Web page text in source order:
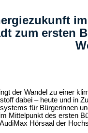
zum ersten
der Wandel zu einer
dabei – heute und in
für Bürgerinnen
Mittelpunkt des ersten
Hörsaal der